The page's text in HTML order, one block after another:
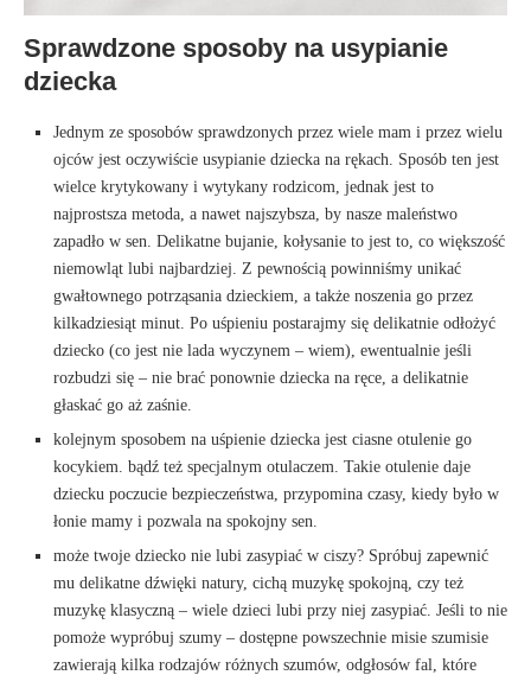
Sprawdzone sposoby na usypianie
dziecka
Jednym ze sposobów sprawdzonych przez wiele mam i przez wielu
ojców jest oczywiście usypianie dziecka na rękach. Sposób ten jest
wielce krytykowany i wytykany rodzicom, jednak jest to
najprostsza metoda, a nawet najszybsza, by nasze maleństwo
zapadło w sen. Delikatne bujanie, kołysanie to jest to, co większość
niemowląt lubi najbardziej. Z pewnością powinniśmy unikać
gwałtownego potrząsania dzieckiem, a także noszenia go przez
kilkadziesiąt minut. Po uśpieniu postarajmy się delikatnie odłożyć
dziecko (co jest nie lada wyczynem – wiem), ewentualnie jeśli
rozbudzi się – nie brać ponownie dziecka na ręce, a delikatnie
głaskać go aż zaśnie.
kolejnym sposobem na uśpienie dziecka jest ciasne otulenie go
kocykiem. bądź też specjalnym otulaczem. Takie otulenie daje
dziecku poczucie bezpieczeństwa, przypomina czasy, kiedy było w
łonie mamy i pozwala na spokojny sen.
może twoje dziecko nie lubi zasypiać w ciszy? Spróbuj zapewnić
mu delikatne dźwięki natury, cichą muzykę spokojną, czy też
muzykę klasyczną – wiele dzieci lubi przy niej zasypiać. Jeśli to nie
pomoże wypróbuj szumy – dostępne powszechnie misie szumisie
zawierają kilka rodzajów różnych szumów, odgłosów fal, które